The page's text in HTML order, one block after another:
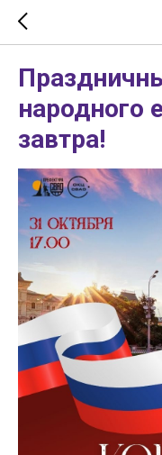
народного
завтра!